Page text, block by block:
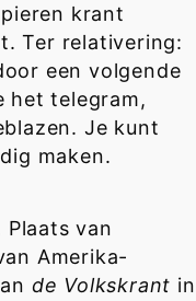
krant
Ter relativering:
een volgende
het telegram,
Je kunt
maken.
van
Amerika-
de Volkskrant in